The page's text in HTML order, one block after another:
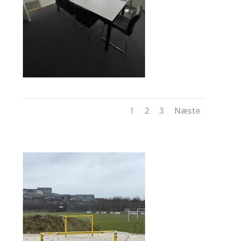
1 2 3 Næste